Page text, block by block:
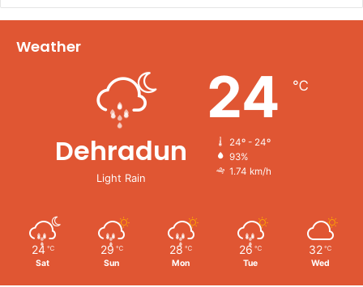
Weather
Dehradun
Light Rain
24 ℃
24º - 24º
93%
1.74 km/h
24 ℃
Sat
29 ℃
Sun
28 ℃
Mon
26 ℃
Tue
32 ℃
Wed